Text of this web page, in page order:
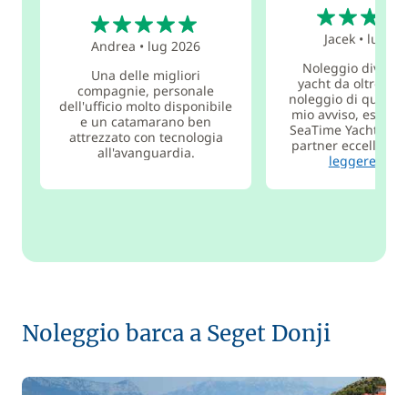
Andrea • lug 2026
Una delle migliori
compagnie, personale
dell'ufficio molto disponibile
e un catamarano ben
attrezzato con tecnologia
all'avanguardia.
Jacek• lug
Noleggio diversi
yacht da oltre 20
noleggio di
mio avviso,
SeaTime
partner
leggere di
Noleggio barca a Seget Donji